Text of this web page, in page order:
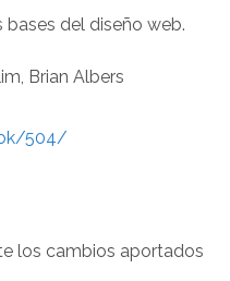
bases del diseño web.
Brian Albers
504/
los cambios aportados